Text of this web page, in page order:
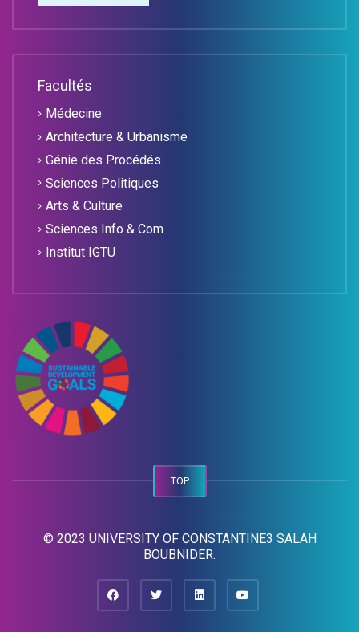
Facultés
Médecine
Architecture & Urbanisme
Génie des Procédés
Sciences Politiques
Arts & Culture
Sciences Info & Com
Institut IGTU
TOP
© 2023 UNIVERSITY OF CONSTANTINE3 SALAH
BOUBNIDER.